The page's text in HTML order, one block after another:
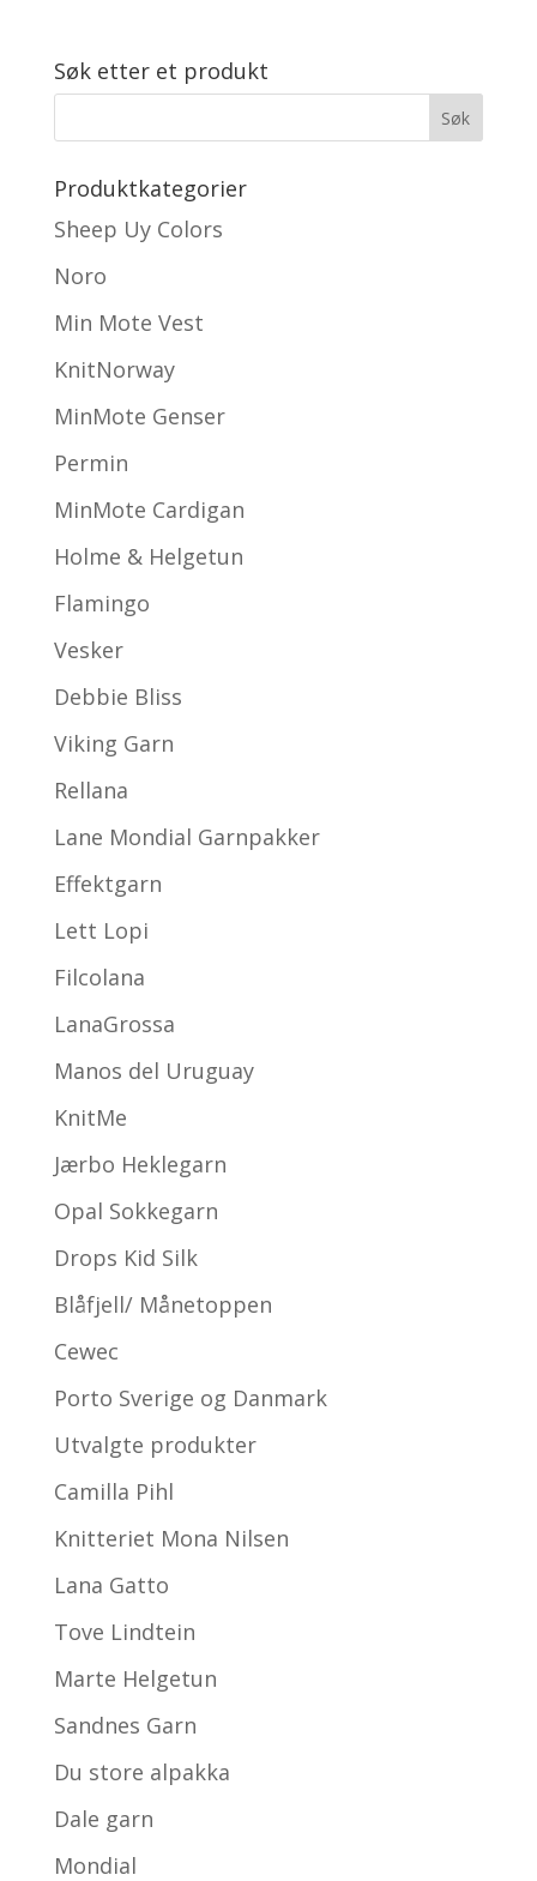
Søk etter et produkt
Produktkategorier
Sheep Uy Colors
Noro
Min Mote Vest
KnitNorway
MinMote Genser
Permin
MinMote Cardigan
Holme & Helgetun
Flamingo
Vesker
Debbie Bliss
Viking Garn
Rellana
Lane Mondial Garnpakker
Effektgarn
Lett Lopi
Filcolana
LanaGrossa
Manos del Uruguay
KnitMe
Jærbo Heklegarn
Opal Sokkegarn
Drops Kid Silk
Blåfjell/ Månetoppen
Cewec
Porto Sverige og Danmark
Utvalgte produkter
Camilla Pihl
Knitteriet Mona Nilsen
Lana Gatto
Tove Lindtein
Marte Helgetun
Sandnes Garn
Du store alpakka
Dale garn
Mondial